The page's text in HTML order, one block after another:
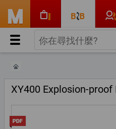
XY400 Explosion-proof